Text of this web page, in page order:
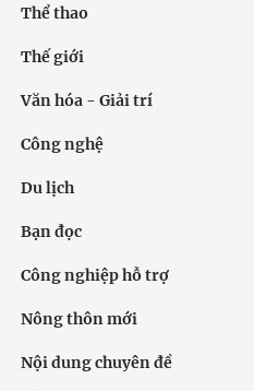
Thể thao
Thế giới
Văn hóa - Giải trí
Công nghệ
Du lịch
Bạn đọc
Công nghiệp hỗ trợ
Nông thôn mới
Nội dung chuyên đề